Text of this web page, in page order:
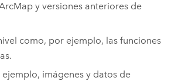
y versiones anteriores de
como, por ejemplo, las funciones
imágenes y datos de